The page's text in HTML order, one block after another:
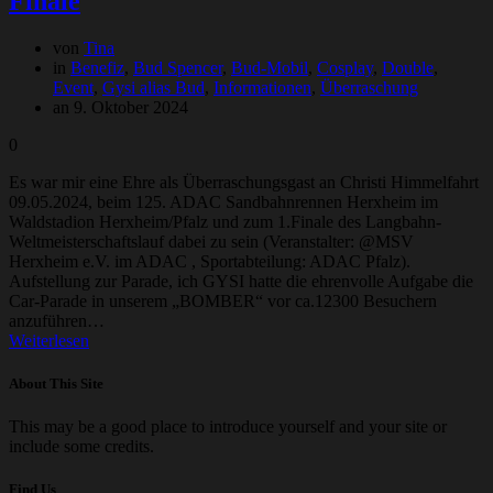
von Tina
in Benefiz, Bud Spencer, Bud-Mobil, Cosplay, Double,
Event, Gysi alias Bud, Informationen, Überraschung
an 9. Oktober 2024
0
Es war mir eine Ehre als Überraschungsgast an Christi Himmelfahrt
09.05.2024, beim 125. ADAC Sandbahnrennen Herxheim im
Waldstadion Herxheim/Pfalz und zum 1.Finale des Langbahn-
Weltmeisterschaftslauf dabei zu sein (Veranstalter: @MSV
Herxheim e.V. im ADAC , Sportabteilung: ADAC Pfalz).
Aufstellung zur Parade, ich GYSI hatte die ehrenvolle Aufgabe die
Car-Parade in unserem „BOMBER“ vor ca.12300 Besuchern
anzuführen…
Weiterlesen
About This Site
This may be a good place to introduce yourself and your site or
include some credits.
Find Us